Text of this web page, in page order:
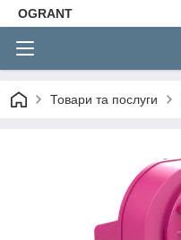
OGRANT
Товари та послуги